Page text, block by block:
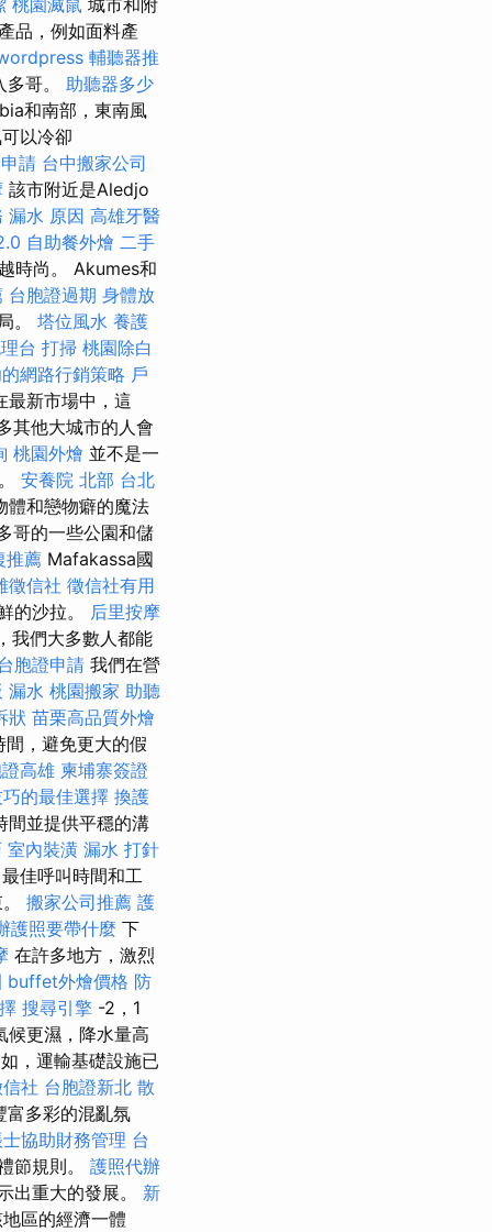
品，例如面料產
輔聽器推
哥。 助聽器多少
和南部，東南風
以冷卻
請 台中搬家公司
該市附近是Aledjo
漏水 原因 高雄牙醫
自助餐外燴 二手
時尚。 Akumes和
台胞證過期 身體放
。 塔位風水 養護
台 打掃 桃園除白
網路行銷策略 戶
最新市場中，這
其他大城市的人會
桃園外燴 並不是一
安養院 北部 台北
體和戀物癖的魔法
哥的一些公園和儲
推薦 Mafakassa國
徵信社 徵信社有用
的沙拉。 后里按摩
我們大多數人都能
胞證申請 我們在營
漏水 桃園搬家 助聽
狀 苗栗高品質外燴
，避免更大的假
高雄 柬埔寨簽證
的最佳選擇 換護
間並提供平穩的溝
室內裝潢 漏水 打針
佳呼叫時間和工
搬家公司推薦 護
護照要帶什麼 下
在許多地方，激烈
buffet外燴價格 防
搜尋引擎 -2，1
候更濕，降水量高
，運輸基礎設施已
社 台胞證新北 散
富多彩的混亂氛
協助財務管理 台
節規則。 護照代辦
出重大的發展。 新
區的經濟一體